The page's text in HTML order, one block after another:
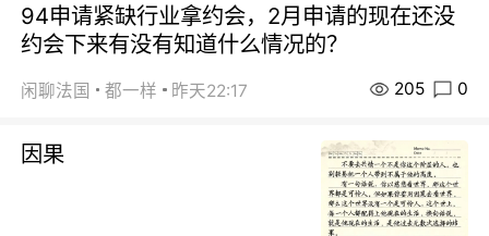
94申请紧缺行业拿约会，2月申请的现在还没
约会下来有没有知道什么情况的？
闲聊法国 都一样 昨天22:17 205 0
因果